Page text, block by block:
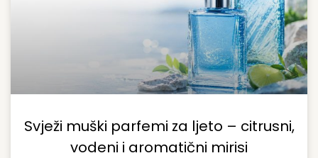
Svježi muški parfemi za ljeto – citrusni,
vodeni i aromatični mirisi